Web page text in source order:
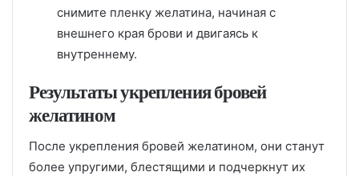
снимите пленку желатина, начиная с
внешнего края брови и двигаясь к
внутреннему.
Результаты укрепления бровей
желатином
После укрепления бровей желатином, они станут
более упругими, блестящими и подчеркнут их